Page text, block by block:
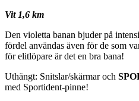
Vit 1,6 km
Den violetta banan bjuder på
fördel användas även för de som
för elitlöpare är det en bra bana!
Uthängt: Snitslar/skärmar och
med Sportident-pinne!